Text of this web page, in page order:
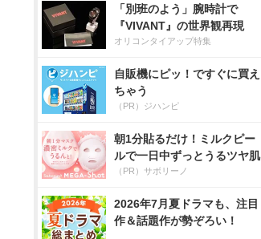
「別班のよう」腕時計で
『VIVANT』の世界観再現
オリコンタイアップ特集
自販機にピッ！ですぐに買え
ちゃう
（PR）ジハンピ
朝1分貼るだけ！ミルクピー
ルで一日中ずっとうるツヤ肌
（PR）サボリーノ
2026年7月夏ドラマも、注目
作＆話題作が勢ぞろい！